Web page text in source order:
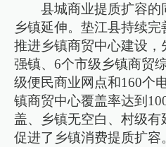
县城商业提质扩容的
乡镇延伸。垫江县持续完
推进乡镇商贸中心建设，
强镇、6个市级乡镇商贸
级便民商业网点和160个
镇商贸中心覆盖率达到
盖、乡镇无空白、村级有
促进了乡镇消费提质扩容